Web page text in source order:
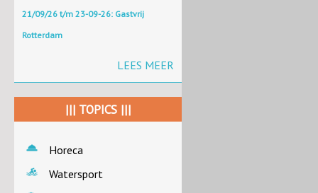
21/09/26 t/m 23-09-26: Gastvrij
Rotterdam
LEES MEER
||| TOPICS |||
Horeca
Watersport